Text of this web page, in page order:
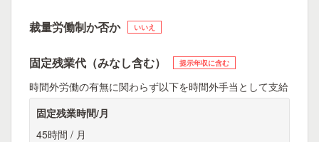
裁量労働制か否か いいえ
固定残業代（みなし含む） 提示年収に含む
時間外労働の有無に関わらず以下を時間外手当として支給
固定残業時間/月
45時間 / 月